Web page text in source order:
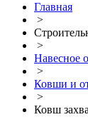
Главная
>
>
Навесное
>
Ковши и
>
Ковш